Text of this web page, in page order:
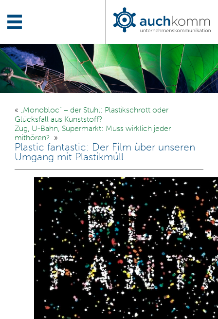
« „Monobloc“ – der Stuhl: Plastikschrott oder
Glücksfall aus Kunststoff?
Zug, U-Bahn, Supermarkt: Muss wirklich jeder
mithören? »
Plastic fantastic: Der Film über unseren
Umgang mit Plastikmüll